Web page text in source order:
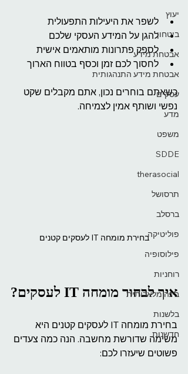
יעוץ
ביטחון
אבטחת מידע
אבטחת מידע התנהגותית
עסקים
מדע
משפט
SDDE
therasocial
תרסושל
ברסלב
פוליטיקה
פילוסופיה
רוחניות
בינה מלאכותית
בלשנות
חדשנות
לשפר את היעילות התפעולית
להגן על המידע העסקי שלכם
לספק פתרונות מותאמים אישית
לחסוך לכם זמן וכסף בטווח הארוך
כשאתם בוחרים נכון, אתם מקבלים שקט
נפשי ושותף אמין לצמיחה.
בחירת מומחה IT לעסקים קטנים
איך לבחור מומחה IT לעסקים?
בחירת מומחה IT לעסקים קטנים היא
משימה שדורשת מחשבה. הנה כמה צעדים
פשוטים שיעזרו לכם: